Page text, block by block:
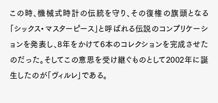
この時、機械式時計の伝統を守り、その復権の旗頭となる
「シックス・マスターピース」と呼ばれる伝説のコンプリケーシ
ョンを発表し、8年をかけて6本のコレクションを完成させた
のだった。そしてこの意思を受け継ぐものとして2002年に誕
生したのが「ヴィルレ」である。